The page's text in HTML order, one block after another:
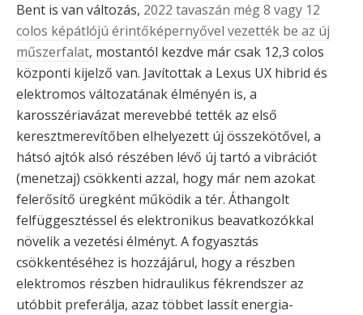
Bent is van változás, 2022 tavaszán még 8 vagy 12
colos képátlójú érintőképernyővel vezették be az új
műszerfalat, mostantól kezdve már csak 12,3 colos
központi kijelző van. Javítottak a Lexus UX hibrid és
elektromos változatának élményén is, a
karosszériavázat merevebbé tették az első
keresztmerevítőben elhelyezett új összekötővel, a
hátsó ajtók alsó részében lévő új tartó a vibrációt
(menetzaj) csökkenti azzal, hogy már nem azokat
felerősítő üregként működik a tér. Áthangolt
felfüggesztéssel és elektronikus beavatkozókkal
növelik a vezetési élményt. A fogyasztás
csökkentéséhez is hozzájárul, hogy a részben
elektromos részben hidraulikus fékrendszer az
utóbbit preferálja, azaz többet lassít energia-